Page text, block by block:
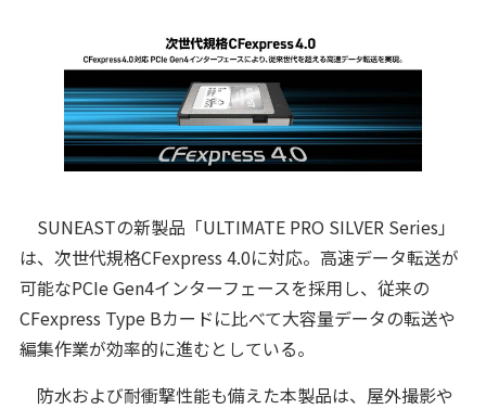
SUNEASTの新製品「ULTIMATE PRO SILVER Series」
は、次世代規格CFexpress 4.0に対応。高速データ転送が
可能なPCIe Gen4インターフェースを採用し、従来の
CFexpress Type Bカードに比べて大容量データの転送や
編集作業が効率的に進むとしている。
防水および耐衝撃性能も備えた本製品は、屋外撮影や